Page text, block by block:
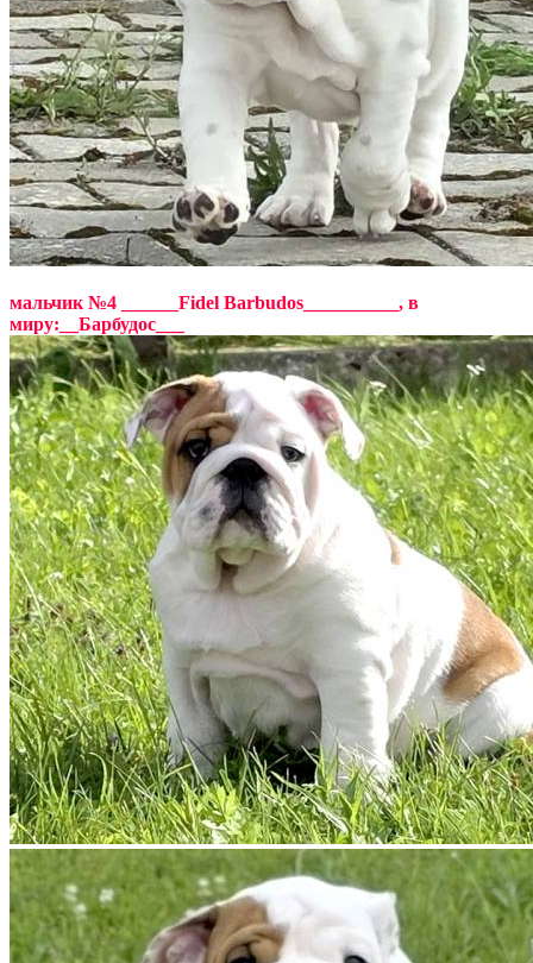
мальчик №4 ______Fidel Barbudos__________, в
миру:__Барбудос___